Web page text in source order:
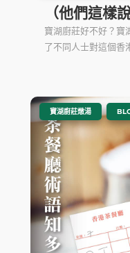
（他們這樣說
寶湖廚莊好不好？寶
了不同人士對這個香
寶湖廚莊燉湯